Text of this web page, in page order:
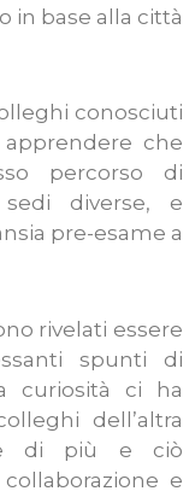
in base alla città
conosciuti
che
percorso di
sedi diverse, e
pre-esame a
rivelati essere
spunti di
curiosità ci ha
dell’altra
di più e ciò
e